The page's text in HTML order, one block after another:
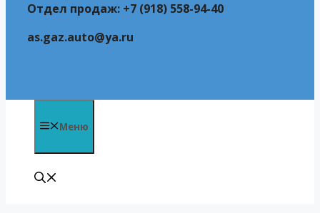
Отдел продаж: +7 (918) 558-94-40
as.gaz.auto@ya.ru
Меню